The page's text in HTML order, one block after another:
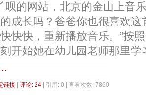
网站，北京的金山上音乐
成长吗？爸爸你也很喜欢
快快，重新播放音乐。”按
开始她在幼儿园老师那里
链接 评论: 24 | 引用: 0 | 查看次数: 7860